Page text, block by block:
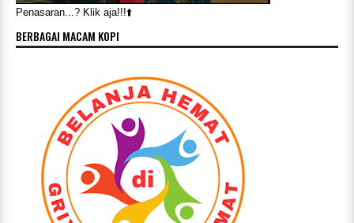
Penasaran...? Klik aja!!!⬆️
BERBAGAI MACAM KOPI